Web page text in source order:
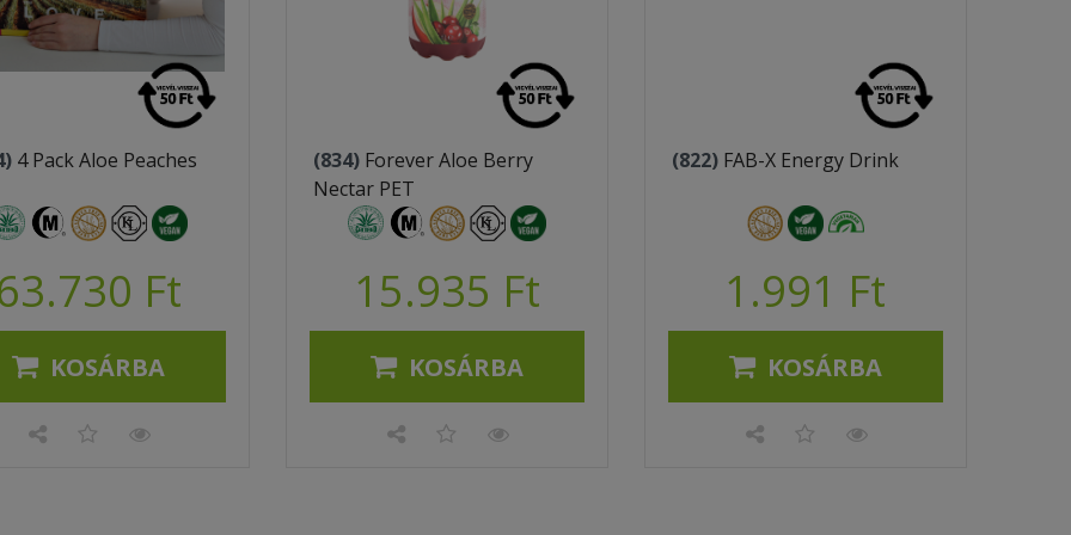
4 Pack Aloe Peaches
Ft
KOSÁRBA
(834) Forever Aloe Berry
Nectar PET
15.935 Ft
KOSÁRBA
(822) FAB-X Energy Drink
1.991 Ft
KOSÁRBA